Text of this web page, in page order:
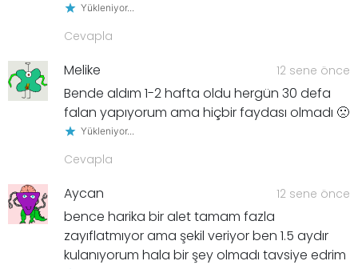
Yükleniyor...
Cevapla
Melike 12 sene önce
Bende aldım 1-2 hafta oldu hergün 30 defa
falan yapıyorum ama hiçbir faydası olmadı 🙁
Yükleniyor...
Cevapla
Aycan 12 sene önce
bence harika bir alet tamam fazla
zayıflatmıyor ama şekil veriyor ben 1.5 aydır
kulanıyorum hala bir şey olmadı tavsiye edrim